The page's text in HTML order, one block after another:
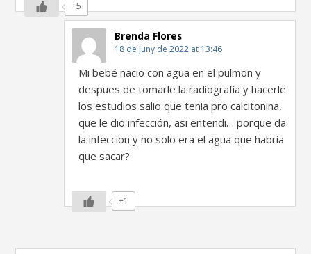
+5
Brenda Flores
18 de juny de 2022 at 13:46
Mi bebé nacio con agua en el pulmon y
despues de tomarle la radiografía y hacerle
los estudios salio que tenia pro calcitonina,
que le dio infección, asi entendi… porque da
la infeccion y no solo era el agua que habria
que sacar?
+1